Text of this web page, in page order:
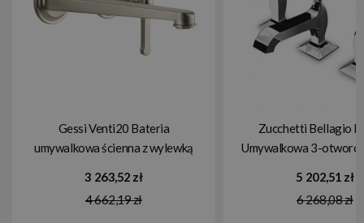
Gessi Venti20 Bateria
umywalkowa ścienna z wylewką
finox brushed nickel 65088.149
3 263,52 zł
4 662,19 zł
Zucchetti Bellagio
Umywalkowa 3-
5 202,51 zł
6 268,08 zł